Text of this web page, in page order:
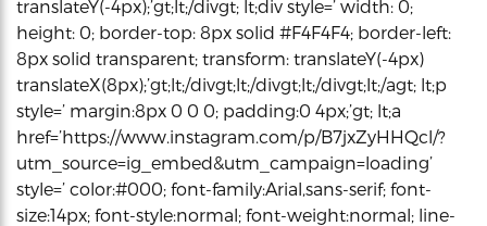
translateY(-4px);’gt;lt;/divgt; lt;div style=’ width: 0;
height: 0; border-top: 8px solid #F4F4F4; border-left:
8px solid transparent; transform: translateY(-4px)
translateX(8px);’gt;lt;/divgt;lt;/divgt;lt;/divgt;lt;/agt; lt;p
style=’ margin:8px 0 0 0; padding:0 4px;’gt; lt;a
href=’https://www.instagram.com/p/B7jxZyHHQcl/?
utm_source=ig_embed&utm_campaign=loading’
style=’ color:#000; font-family:Arial,sans-serif; font-
size:14px; font-style:normal; font-weight:normal; line-